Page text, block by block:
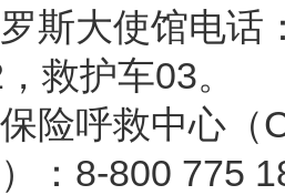
斯大使馆电话
救护车03。
险呼救中心（
：8-800 775